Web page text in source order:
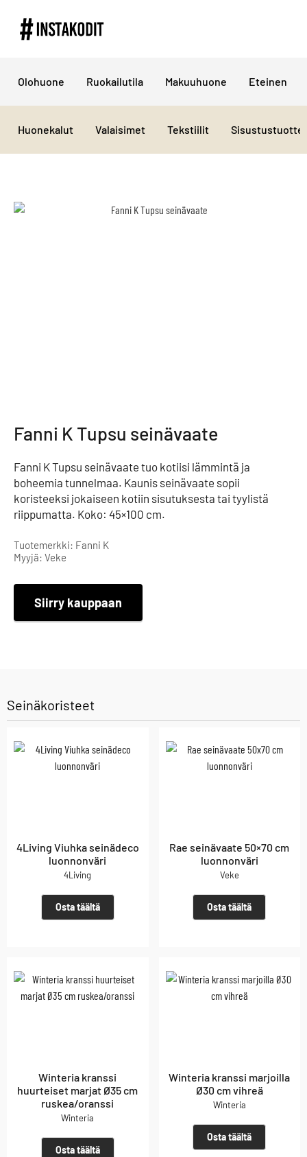
Olohuone Ruokailutila Makuuhuone Eteinen
Huonekalut Valaisimet Tekstiilit
Fanni K Tupsu seinävaate
Fanni K Tupsu seinävaate tuo kotiisi lämmintä ja
boheemia tunnelmaa. Kaunis seinävaate sopii
koristeeksi jokaiseen kotiin sisutuksesta tai tyylistä
riippumatta. Koko: 45×100 cm.
Tuotemerkki: Fanni K
Myyjä: Veke
Siirry kauppaan
Seinäkoristeet
4Living Viuhka seinädeco
luonnonväri
4Living
Osta täältä
Rae seinävaate 50×70 cm
luonnonväri
Veke
Osta täältä
Winteria kranssi
huurteiset marjat Ø35 cm
ruskea/oranssi
Winteria
Osta täältä
Winteria kranssi marjoilla
Ø30 cm vihreä
Winteria
Osta täältä